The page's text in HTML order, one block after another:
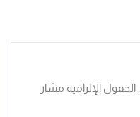
الحقول الإلزامية مشار